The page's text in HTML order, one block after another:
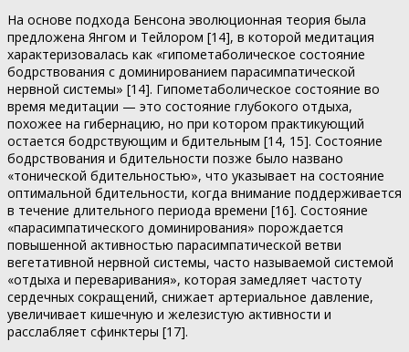
На основе подхода Бенсона эволюционная теория была
предложена Янгом и Тейлором [14], в которой медитация
характеризовалась как «гипометаболическое состояние
бодрствования с доминированием парасимпатической
нервной системы» [14]. Гипометаболическое состояние во
время медитации — это состояние глубокого отдыха,
похожее на гибернацию, но при котором практикующий
остается бодрствующим и бдительным [14, 15]. Состояние
бодрствования и бдительности позже было названо
«тонической бдительностью», что указывает на состояние
оптимальной бдительности, когда внимание поддерживается
в течение длительного периода времени [16]. Состояние
«парасимпатического доминирования» порождается
повышенной активностью парасимпатической ветви
вегетативной нервной системы, часто называемой системой
«отдыха и переваривания», которая замедляет частоту
сердечных сокращений, снижает артериальное давление,
увеличивает кишечную и железистую активности и
расслабляет сфинктеры [17].